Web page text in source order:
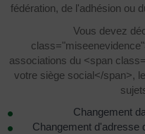
fédération, de l'adhésion ou
Vous devez
associations du <span
votre siège social</span>,
Changement
Changement d'adresse